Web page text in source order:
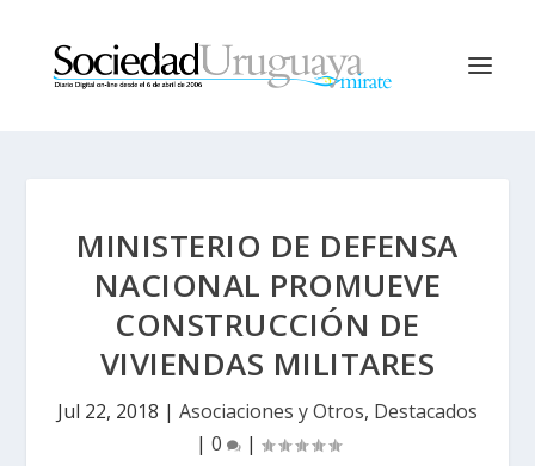
MINISTERIO DE DEFENSA
NACIONAL PROMUEVE
CONSTRUCCIÓN DE
VIVIENDAS MILITARES
Jul 22, 2018 | Asociaciones y Otros, Destacados
| 0 |